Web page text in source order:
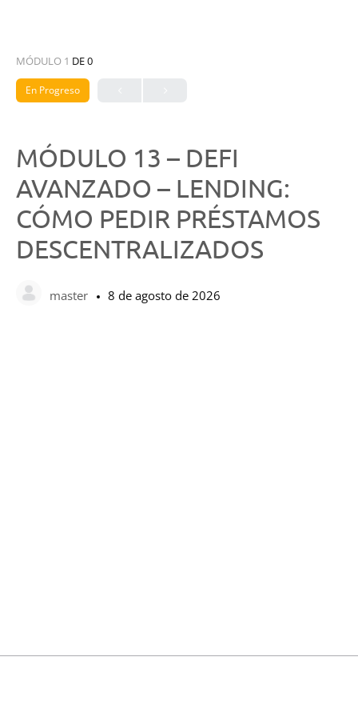
MÓDULO 1 DE 0
En Progreso
MÓDULO 13 – DEFI
AVANZADO – LENDING:
CÓMO PEDIR PRÉSTAMOS
DESCENTRALIZADOS
master 8 de agosto de 2026